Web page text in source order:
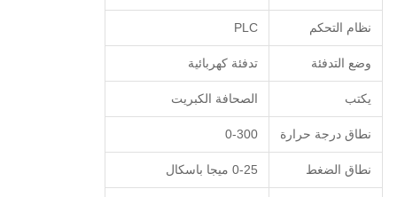
نظام التحكم PLC
وضع التدفئة تدفئة كهربائية
يكتب الصحافة الكبريت
نطاق درجة حرارة 0-300
نطاق الضغط 0-25 ميجا باسكال